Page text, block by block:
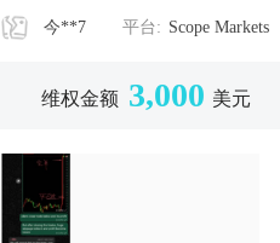
今**7 平台: Scope Markets
维权金额 3,000 美元